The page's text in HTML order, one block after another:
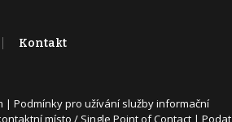
Kontakt
| Podmínky pro užívání služby informační
místo / Single Point of Contact| Podat